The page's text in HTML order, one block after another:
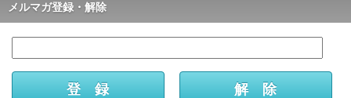
メルマガ登録・解除